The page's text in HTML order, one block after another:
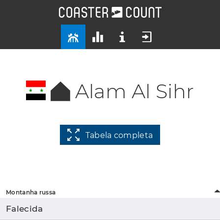
Alam Al Sihr
Tabela completa
Montanha russa
Falecida